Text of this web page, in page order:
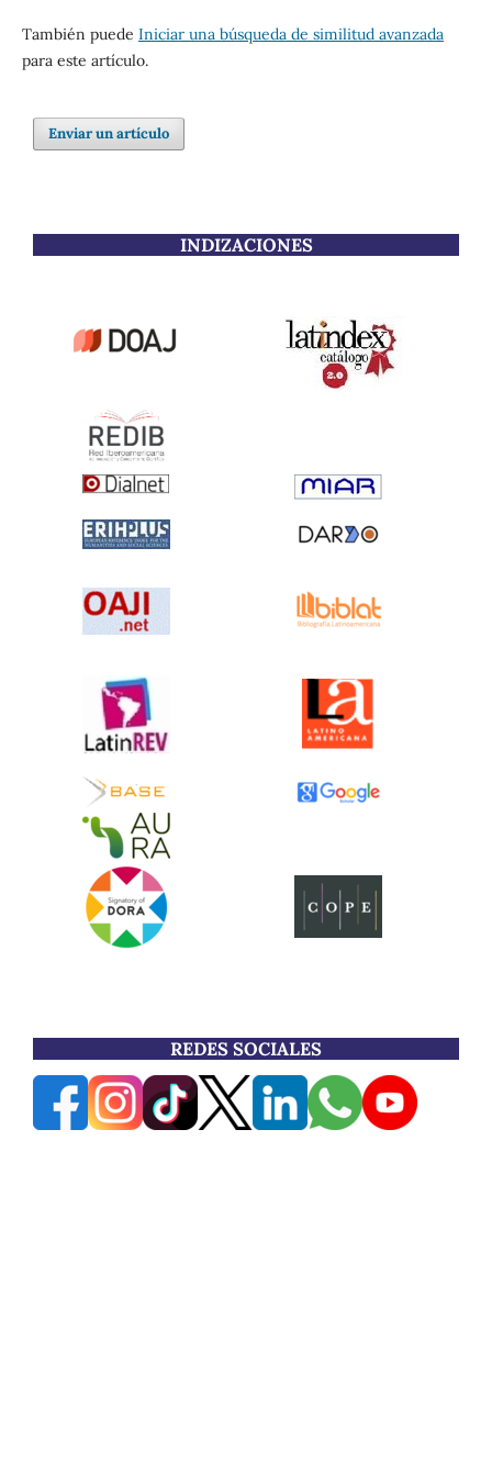
También puede Iniciar una búsqueda de similitud avanzada
para este artículo.
Enviar un artículo
INDIZACIONES
REDES SOCIALES